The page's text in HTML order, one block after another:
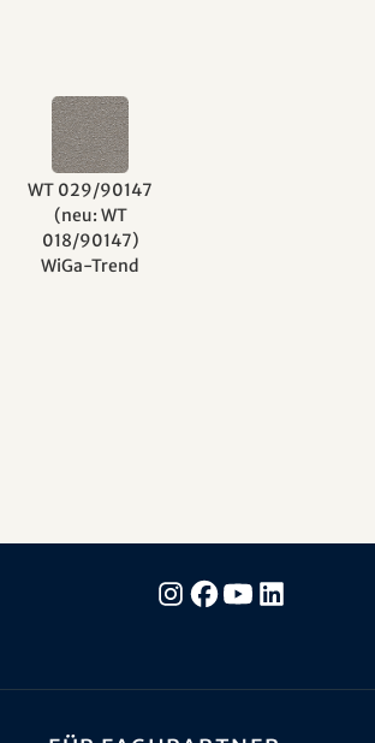
WT 029/90147
(neu: WT
018/90147)
WiGa-Trend